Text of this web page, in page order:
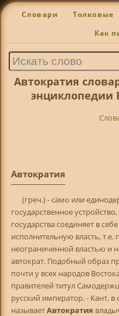
Словари Толковые
Как
Автократия
энциклопедии
Автократия
(греч.) - само или
государственное
государства соединяет в
исполнительную власть, т.е.
неограниченной властью и
автократ. Подобный образ
почти у всех народов
правителей титул
русский император. - Кант,
называетАвтократия